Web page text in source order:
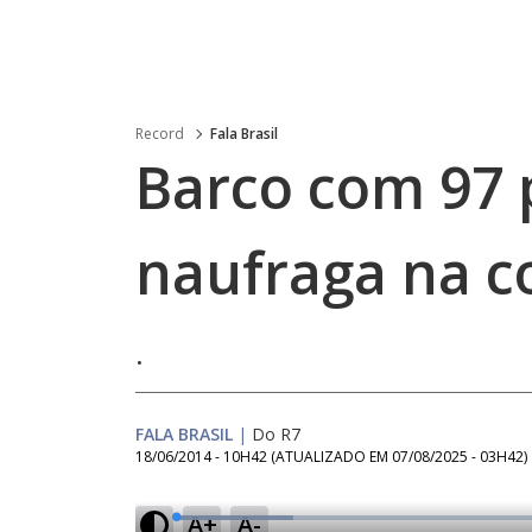
Record Fala Brasil
Barco com 97
naufraga na
.
FALA BRASIL | Do R7
18/06/2014 - 10H42 (ATUALIZADO EM 07/08/2025 - 03H42)
A+ A-
L